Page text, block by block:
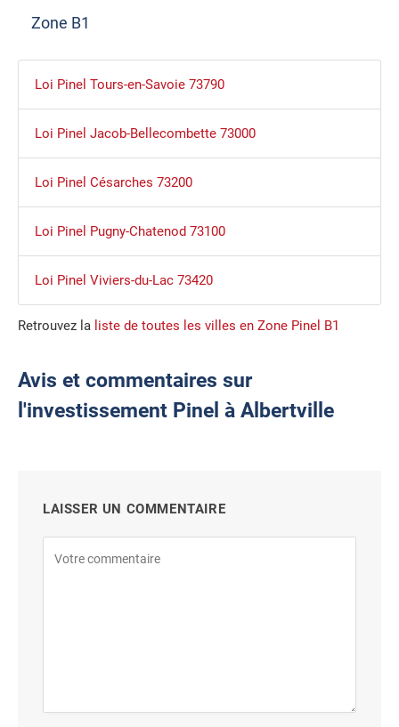
Zone B1
Loi Pinel Tours-en-Savoie 73790
Loi Pinel Jacob-Bellecombette 73000
Loi Pinel Césarches 73200
Loi Pinel Pugny-Chatenod 73100
Loi Pinel Viviers-du-Lac 73420
Retrouvez la liste de toutes les villes en Zone Pinel B1
Avis et commentaires sur
l'investissement Pinel à Albertville
LAISSER UN COMMENTAIRE